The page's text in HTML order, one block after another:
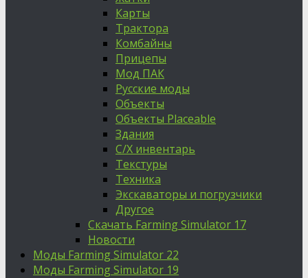
Карты
Трактора
Комбайны
Прицепы
Мод ПАК
Русские моды
Объекты
Объекты Placeable
Здания
С/Х инвентарь
Текстуры
Техника
Экскаваторы и погрузчики
Другое
Скачать Farming Simulator 17
Новости
Моды Farming Simulator 22
Моды Farming Simulator 19